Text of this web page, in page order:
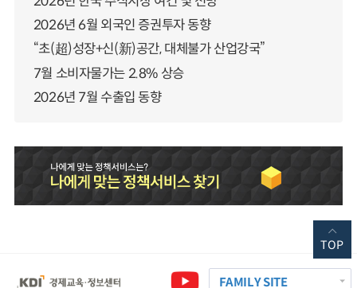
2026년 6월 외국인 증권투자 동향
“초(超)성장+신(新)공간, 대체불가 산업강국”
7월 소비자물가는 2.8% 상승
2026년 7월 수출입 동향
FAMILY SITE
TOP